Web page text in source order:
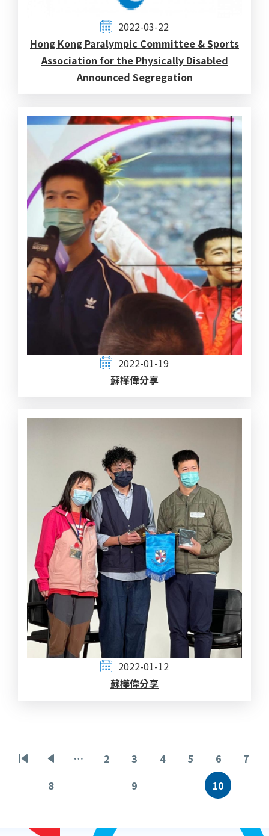
2022-03-22
Hong Kong Paralympic Committee & Sports
Association for the Physically Disabled
Announced Segregation
2022-01-19
蘇樺偉分享
2022-01-12
蘇樺偉分享
Pagination
First
Previous
page
…
頁
2
頁
面
3
頁
4
頁
5
頁
面
6
頁
7
頁
8
頁
9
目
10